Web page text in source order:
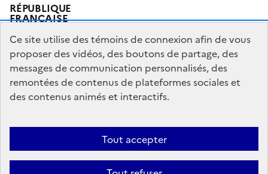
RÉPUBLIQUE
FRANÇAISE
Plan du site Mentions légales Qui sommes-nous ?
Partagez votre expérience pour améliorer les services
Accessibilité : partiellement conforme
gouvernement.fr
Ce site utilise des témoins de connexion afin de vous
proposer des vidéos, des boutons de partage, des
messages de communication personnalisés, des
remontées de contenus de plateformes sociales et
des contenus animés et interactifs.
Tout accepter